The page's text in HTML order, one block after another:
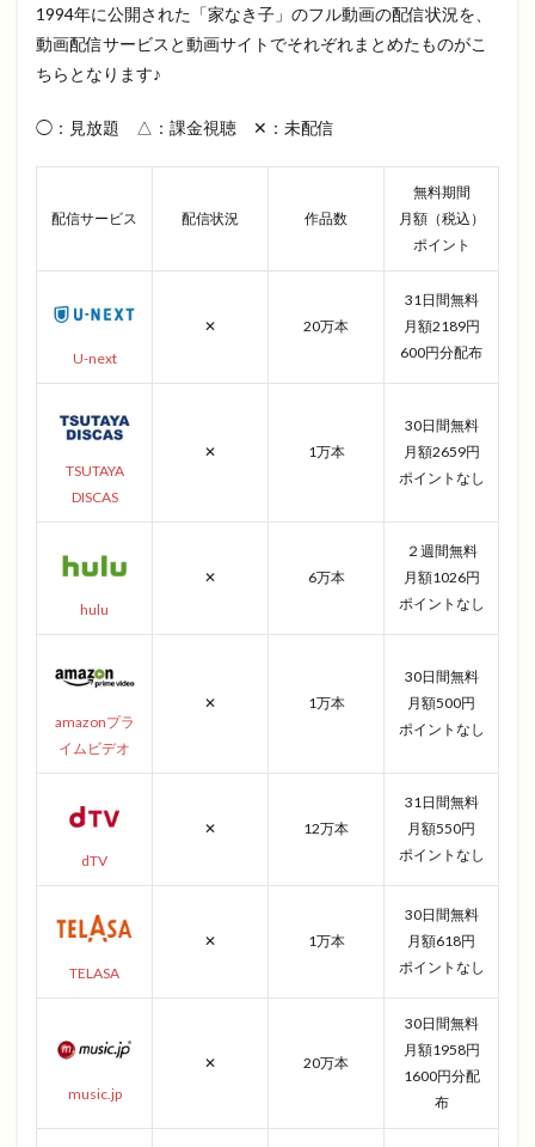
1994年に公開された「家なき子」のフル動画の配信状況を、
動画配信サービスと動画サイトでそれぞれまとめたものがこ
ちらとなります♪
◯：見放題 △：課金視聴 ✕：未配信
配信サービス 配信状況 作品数
無料期間
月額（税込）
ポイント
U-next
✕ 20万本
31日間無料
月額2189円
600円分配布
TSUTAYA
DISCAS
✕ 1万本
30日間無料
月額2659円
ポイントなし
hulu
✕ 6万本
２週間無料
月額1026円
ポイントなし
amazonプラ
イムビデオ
✕ 1万本
30日間無料
月額500円
ポイントなし
dTV
✕ 12万本
31日間無料
月額550円
ポイントなし
TELASA
✕ 1万本
30日間無料
月額618円
ポイントなし
music.jp
✕ 20万本
30日間無料
月額1958円
1600円分配
布